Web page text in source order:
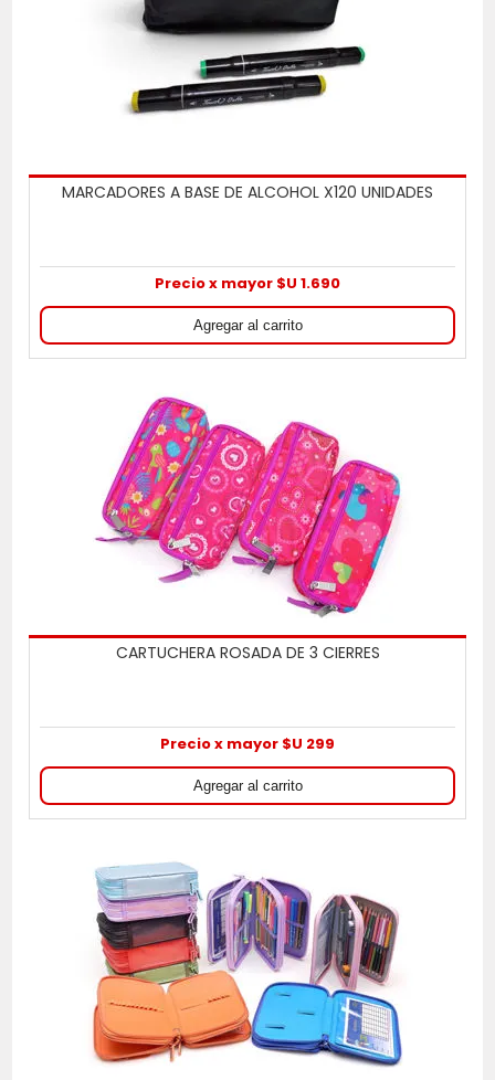
MARCADORES A BASE DE ALCOHOL X120 UNIDADES
Precio x mayor $U 1.690
CARTUCHERA ROSADA DE 3 CIERRES
Precio x mayor $U 299